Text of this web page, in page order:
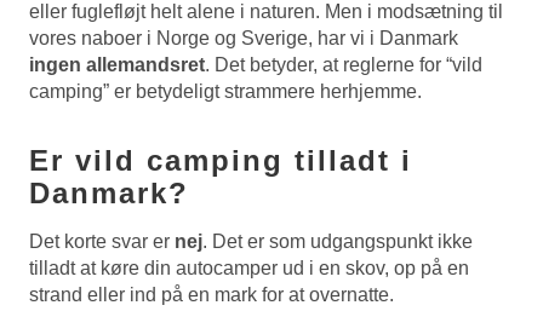
eller fuglefløjt helt alene i naturen. Men i modsætning til
vores naboer i Norge og Sverige, har vi i Danmark
ingen allemandsret. Det betyder, at reglerne for “vild
camping” er betydeligt strammere herhjemme.
Er vild camping tilladt i
Danmark?
Det korte svar er nej. Det er som udgangspunkt ikke
tilladt at køre din autocamper ud i en skov, op på en
strand eller ind på en mark for at overnatte.